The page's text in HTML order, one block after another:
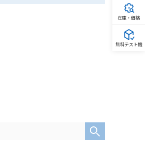
在庫・価格
無料テスト機